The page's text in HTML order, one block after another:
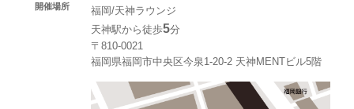
開催場所
福岡/天神ラウンジ
天神駅から徒歩5分
〒810-0021
福岡県福岡市中央区今泉1-20-2 天神MENTビル5階